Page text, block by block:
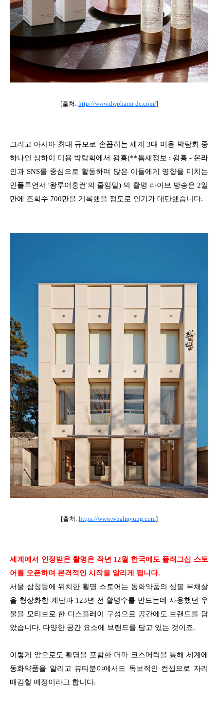
[출처: http://www.dwpharm-dc.com/]
그리고 아시아 최대 규모로 손꼽히는 세계 3대 미용 박람회 중
하나인 상하이 미용 박람회에서 왕홍(**틈새정보 : 왕홍 - 온라
인과 SNS를 중심으로 활동하며 많은 이들에게 영향을 미치는
인플루언서 '왕루어홍런'의 줄임말) 의 활명 라이브 방송은 2일
만에 조회수 700만을 기록했을 정도로 인기가 대단했습니다.
[출처: https://www.whalmyung.com]
세계에서 인정받은 활명은 작년 12월 한국에도 플래그십 스토
어를 오픈하며 본격적인 시작을 알리게 됩니다.
서울 삼청동에 위치한 활명 스토어는 동화약품의 심볼 부채살
을 형상화한 계단과 123년 전 활명수를 만드는데 사용했던 우
물을 모티브로 한 디스플레이 구성으로 공간에도 브랜드를 담
았습니다. 다양한 공간 요소에 브랜드를 담고 있는 것이죠.
이렇게 앞으로도 활명을 포함한 더마 코스메틱을 통해 세계에
동화약품을 알리고 뷰티분야에서도 독보적인 컨셉으로 자리
매김할 예정이라고 합니다.